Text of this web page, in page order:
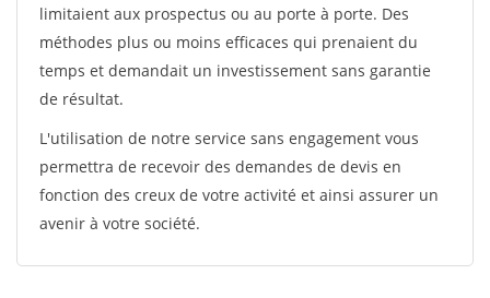
limitaient aux prospectus ou au porte à porte. Des
méthodes plus ou moins efficaces qui prenaient du
temps et demandait un investissement sans garantie
de résultat.
L'utilisation de notre service sans engagement vous
permettra de recevoir des demandes de devis en
fonction des creux de votre activité et ainsi assurer un
avenir à votre société.